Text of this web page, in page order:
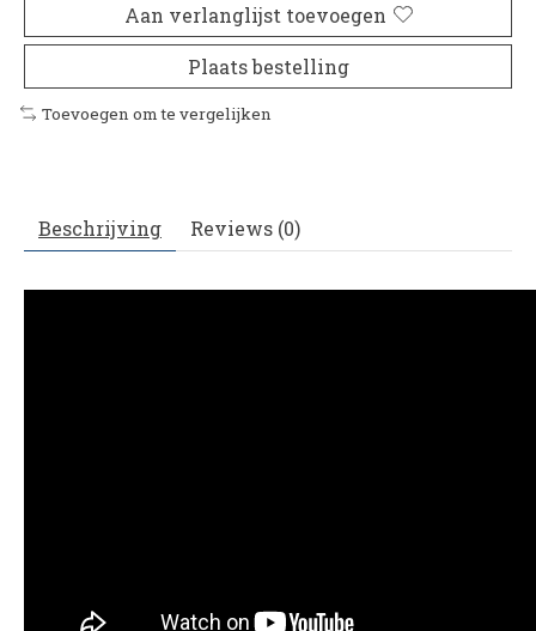
Aan verlanglijst toevoegen
Plaats bestelling
Toevoegen om te vergelijken
Beschrijving Reviews (0)